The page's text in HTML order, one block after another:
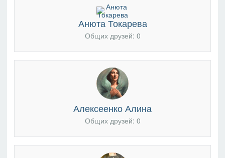
Анюта Токарева
Общих друзей: 0
Алексеенко Алина
Общих друзей: 0